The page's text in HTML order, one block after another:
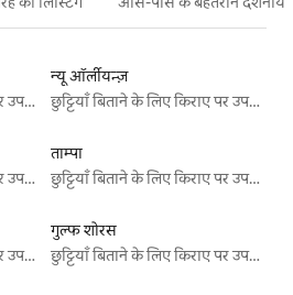
छुट्टियाँ बिताने के लिए किराए पर उपलब्ध जगहें
न्यू ऑर्लीयन्ज़
छुट्टियाँ बिताने के लिए किराए पर उपलब्ध जगहें
छुट्टियाँ बिताने के लिए किराए पर उपलब्ध जगहें
ताम्पा
छुट्टियाँ बिताने के लिए किराए पर उपलब्ध जगहें
छुट्टियाँ बिताने के लिए किराए पर उपलब्ध जगहें
गुल्फ शोरस
छुट्टियाँ बिताने के लिए किराए पर उपलब्ध जगहें